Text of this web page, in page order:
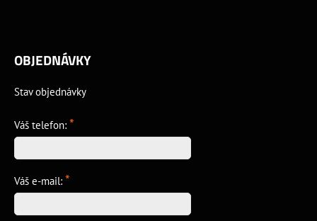
OBJEDNÁVKY
Stav objednávky
Váš telefon: *
Váš e-mail: *